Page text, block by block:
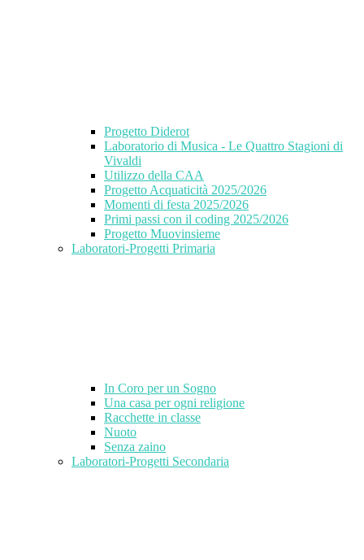
Progetto Diderot
Laboratorio di Musica - Le Quattro Stagioni di
Vivaldi
Utilizzo della CAA
Progetto Acquaticità 2025/2026
Momenti di festa 2025/2026
Primi passi con il coding 2025/2026
Progetto Muovinsieme
Laboratori-Progetti Primaria
In Coro per un Sogno
Una casa per ogni religione
Racchette in classe
Nuoto
Senza zaino
Laboratori-Progetti Secondaria